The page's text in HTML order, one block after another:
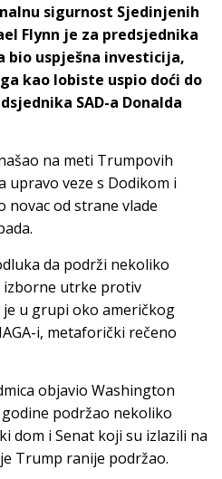
sigurnost Sjedinjenih
Flynn je za predsjednika
bio uspješna investicija,
kao lobiste uspio doći do
SAD-a Donalda
na meti Trumpovih
upravo veze s Dodikom i
novac od strane vlade
da podrži nekoliko
izborne utrke protiv
u grupi oko američkog
i, metaforički rečeno
objavio Washington
podržao nekoliko
dom i Senat koji su izlazili na
Trump ranije podržao.